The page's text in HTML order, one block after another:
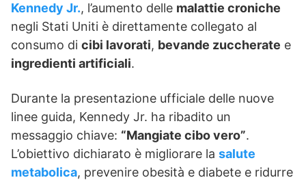
Kennedy Jr., l’aumento delle malattie croniche
negli Stati Uniti è direttamente collegato al
consumo di cibi lavorati, bevande zuccherate e
ingredienti artificiali.
Durante la presentazione ufficiale delle nuove
linee guida, Kennedy Jr. ha ribadito un
messaggio chiave: “Mangiate cibo vero”.
L’obiettivo dichiarato è migliorare la salute
metabolica, prevenire obesità e diabete e ridurre